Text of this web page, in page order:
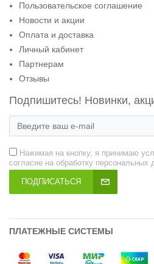
Пользовательское соглашение
Новости и акции
Оплата и доставка
Личный кабинет
Партнерам
Отзывы
Подпишитесь! Новинки,
Нажимая на кнопку, я принимаю
согласие на обработку персональных
ПОДПИСАТЬСЯ
ПЛАТЕЖНЫЕ СИСТЕМЫ